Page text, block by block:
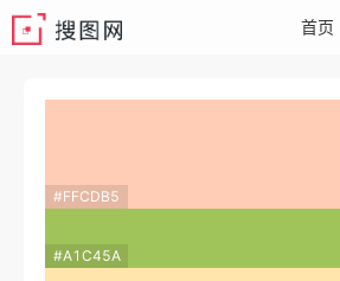
首页
#FFCDB5
#A1C45A